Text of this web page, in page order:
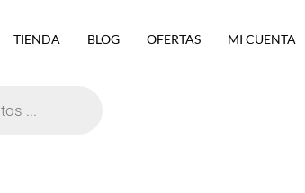
TIENDA BLOG OFERTAS MI CUENTA